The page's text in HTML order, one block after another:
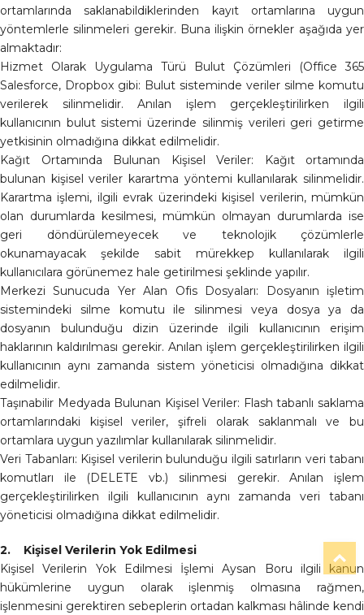
ortamlarında saklanabildiklerinden kayıt ortamlarına uygun
yöntemlerle silinmeleri gerekir. Buna ilişkin örnekler aşağıda yer
almaktadır:
Hizmet Olarak Uygulama Türü Bulut Çözümleri (Office 365
Salesforce, Dropbox gibi: Bulut sisteminde veriler silme komutu
verilerek silinmelidir. Anılan işlem gerçekleştirilirken ilgili
kullanıcının bulut sistemi üzerinde silinmiş verileri geri getirme
yetkisinin olmadığına dikkat edilmelidir.
Kağıt Ortamında Bulunan Kişisel Veriler: Kağıt ortamında
bulunan kişisel veriler karartma yöntemi kullanılarak silinmelidir.
Karartma işlemi, ilgili evrak üzerindeki kişisel verilerin, mümkün
olan durumlarda kesilmesi, mümkün olmayan durumlarda ise
geri döndürülemeyecek ve teknolojik çözümlerle
okunamayacak şekilde sabit mürekkep kullanılarak ilgili
kullanıcılara görünemez hale getirilmesi şeklinde yapılır.
Merkezi Sunucuda Yer Alan Ofis Dosyaları: Dosyanın işletim
sistemindeki silme komutu ile silinmesi veya dosya ya da
dosyanın bulunduğu dizin üzerinde ilgili kullanıcının erişim
haklarının kaldırılması gerekir. Anılan işlem gerçekleştirilirken ilgili
kullanıcının aynı zamanda sistem yöneticisi olmadığına dikkat
edilmelidir.
Taşınabilir Medyada Bulunan Kişisel Veriler: Flash tabanlı saklama
ortamlarındaki kişisel veriler, şifreli olarak saklanmalı ve bu
ortamlara uygun yazılımlar kullanılarak silinmelidir.
Veri Tabanları: Kişisel verilerin bulunduğu ilgili satırların veri tabanı
komutları ile (DELETE vb.) silinmesi gerekir. Anılan işlem
gerçekleştirilirken ilgili kullanıcının aynı zamanda veri tabanı
yöneticisi olmadığına dikkat edilmelidir.
2. Kişisel Verilerin Yok Edilmesi
Kişisel Verilerin Yok Edilmesi İşlemi Aysan Boru ilgili kanun
hükümlerine uygun olarak işlenmiş olmasına rağmen,
işlenmesini gerektiren sebeplerin ortadan kalkması hâlinde kendi